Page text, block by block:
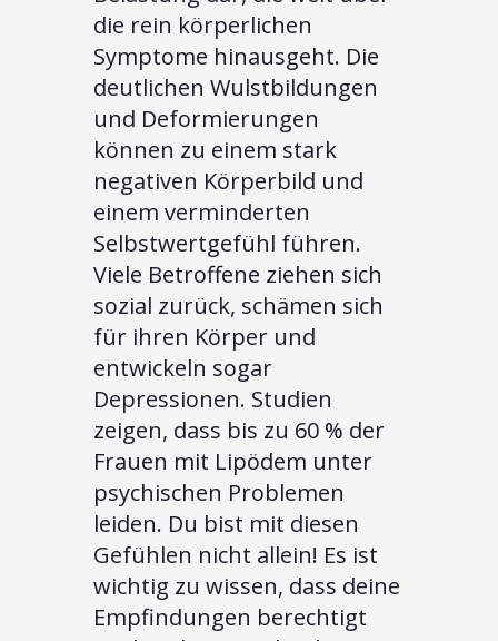
die rein körperlichen
Symptome hinausgeht. Die
deutlichen Wulstbildungen
und Deformierungen
können zu einem stark
negativen Körperbild und
einem verminderten
Selbstwertgefühl führen.
Viele Betroffene ziehen sich
sozial zurück, schämen sich
für ihren Körper und
entwickeln sogar
Depressionen. Studien
zeigen, dass bis zu 60 % der
Frauen mit Lipödem unter
psychischen Problemen
leiden. Du bist mit diesen
Gefühlen nicht allein! Es ist
wichtig zu wissen, dass deine
Empfindungen berechtigt